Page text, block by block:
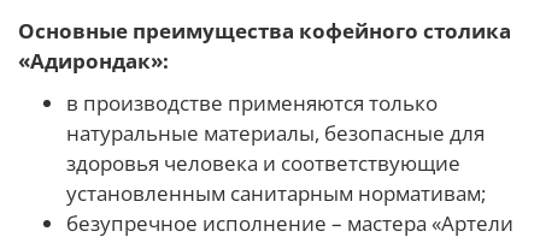
Основные преимущества кофейного столика
«Адирондак»:
в производстве применяются только
натуральные материалы, безопасные для
здоровья человека и соответствующие
установленным санитарным нормативам;
безупречное исполнение – мастера «Артели